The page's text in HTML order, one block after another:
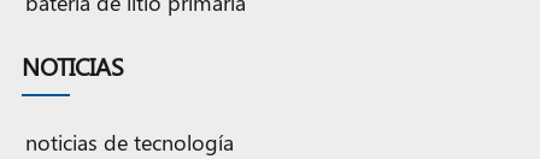
NOTICIAS
noticias de tecnología